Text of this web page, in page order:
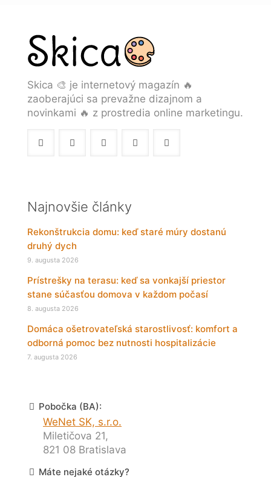
Skica 🎨 je internetový magazín 🔥
zaoberajúci sa prevažne dizajnom a
novinkami 🔥 z prostredia online marketingu.
Najnovšie články
Rekonštrukcia domu: keď staré múry dostanú
druhý dych
9. augusta 2026
Prístrešky na terasu: keď sa vonkajší priestor
stane súčasťou domova v každom počasí
8. augusta 2026
Domáca ošetrovateľská starostlivosť: komfort a
odborná pomoc bez nutnosti hospitalizácie
7. augusta 2026
Pobočka (BA):
WeNet SK, s.r.o.
Miletičova 21,
821 08 Bratislava
Máte nejaké otázky?